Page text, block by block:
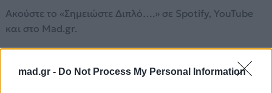
mad.gr - Do Not Process My Personal Information
Ακούστε το «Σημειώστε Διπλό….» σε Spotify, YouTube
και στο Mad.gr.
Στίχοι